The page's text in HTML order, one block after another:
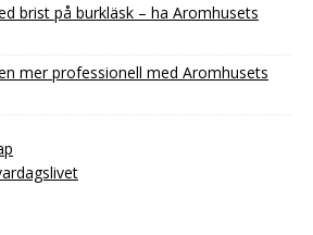
brist på burkläsk – ha Aromhusets
mer professionell med Aromhusets